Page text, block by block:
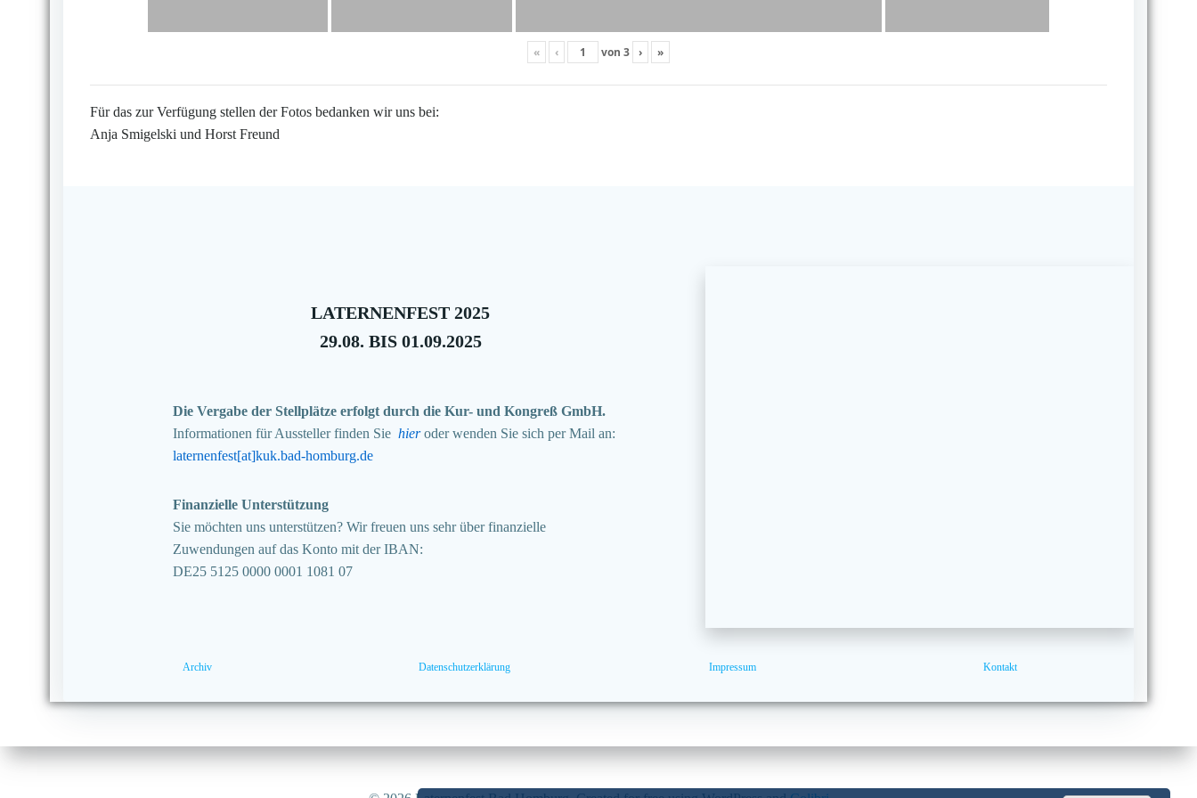
« ‹ von 3 › »
Für das zur Verfügung stellen der Fotos bedanken wir uns bei:
Anja Smigelski und Horst Freund
LATERNENFEST 2025
29.08. BIS 01.09.2025
Die Vergabe der Stellplätze erfolgt durch die Kur- und Kongreß GmbH.
Informationen für Aussteller finden Sie hieroder wenden Sie sich per Mail an:
laternenfest[at]kuk.bad-homburg.de
Finanzielle Unterstützung
Sie möchten uns unterstützen? Wir freuen uns sehr über finanzielle
Zuwendungen auf das Konto mit der IBAN:
DE25 5125 0000 0001 1081 07
Archiv Datenschutzerklärung Impressum Kontakt